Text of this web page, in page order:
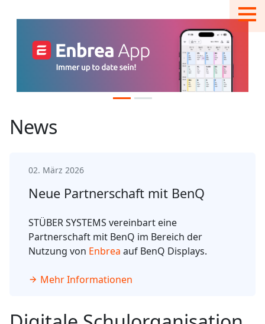
News
02. März 2026
Neue Partnerschaft mit BenQ
STÜBER SYSTEMS vereinbart eine
Partnerschaft mit BenQ im Bereich der
Nutzung von Enbrea auf BenQ Displays.
Mehr Informationen